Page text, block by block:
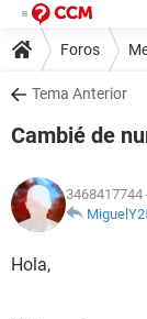
Foros
Tema Anterior
Cambié de
3468417744
Hola,